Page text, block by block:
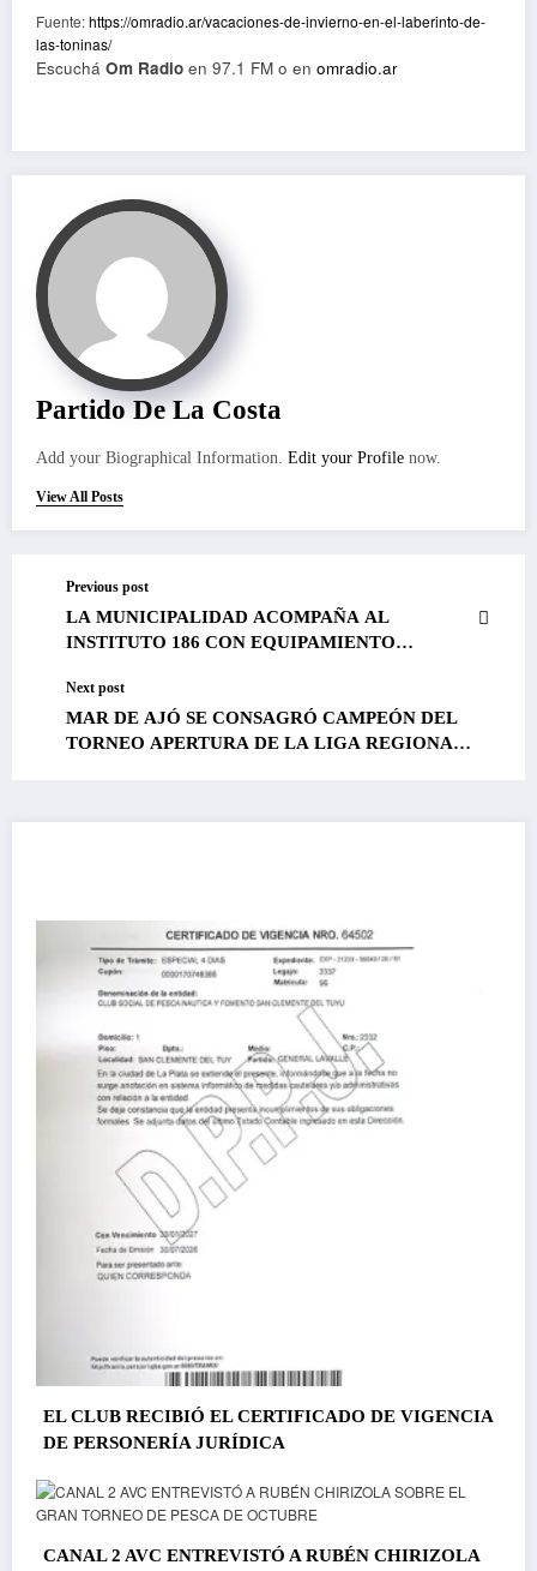
Fuente:https://omradio.ar/vacaciones-de-invierno-en-el-laberinto-de-
las-toninas/
Escuchá Om Radio en 97.1 FM o en omradio.ar
Partido De La Costa
Add your Biographical Information. Edit your Profile now.
View All Posts
Previous post
LA MUNICIPALIDAD ACOMPAÑA AL
INSTITUTO 186 CON EQUIPAMIENTO
FORTALECER LA FORMACIÓN DOCENTE
Next post
MAR DE AJÓ SE CONSAGRÓ CAMPEÓN DEL
TORNEO APERTURA DE LA LIGA REGIONAL
EL CLUB RECIBIÓ EL CERTIFICADO DE VIGENCIA
DE PERSONERÍA JURÍDICA
CANAL 2 AVC ENTREVISTÓ A RUBÉN CHIRIZOLA